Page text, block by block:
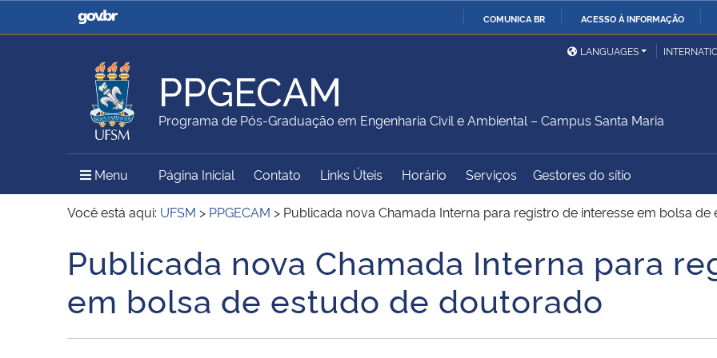
COMUNICA BR ACESSO À INFORMAÇÃO
Casa Civil
Ministério da Justiça e
Ministério da Defesa
Ministério das Relações
Exteriores
Ministério da Agricultura,
Pecuária e Abastecimento
Ministério da Educação
Ministério do Meio Ambiente Ministério do Turismo
Ministério do
Desenvolvimento Regional
Controladoria-Geral da
União
Secretaria de Governo
Gabinete de Segurança
Institucional
Advocacia-Geral da União Banco Central do Brasil
LANGUAGES
PPGECAM
Programa de Pós-Graduação em Engenharia Civil e Ambiental – Campus Santa Maria
Menu Menu Principal do Sítio
Página Inicial Contato Links Úteis Horário Serviços Gestores do sítio
Você está aqui: UFSM > PPGECAM > Publicada nova Chamada Interna para registro de interesse em bolsa
Início do conteúdo
Publicada nova Chamada Interna para
em bolsa de estudo de doutorado